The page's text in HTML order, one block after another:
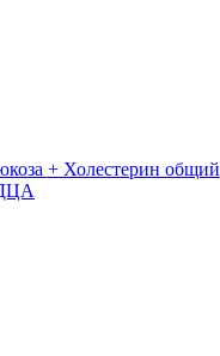
+ Холестерин общий